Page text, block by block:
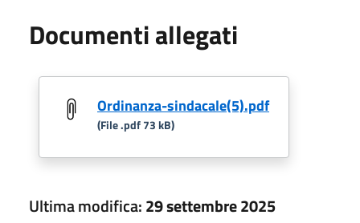
Documenti allegati
Ordinanza-sindacale(5).pdf
(File .pdf 73 kB)
Ultima modifica:29 settembre 2025